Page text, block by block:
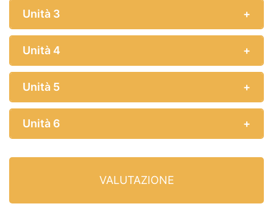
Unità 3
Unità 4
Unità 5
Unità 6
VALUTAZIONE